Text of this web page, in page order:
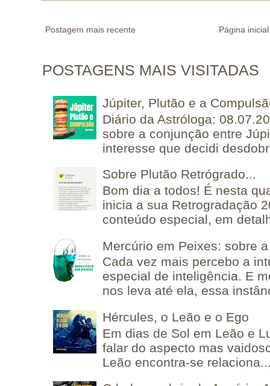
Postagem mais recente Página inicial
POSTAGENS MAIS VISITADAS
Júpiter, Plutão e a
Diário da Astróloga:
sobre a conjunção entre
interesse que decidi
Sobre Plutão Retrógrado...
Bom dia a todos! É nesta
inicia a sua Retrogradação
conteúdo especial, em
Mercúrio em Peixes: sobre
Cada vez mais percebo a
especial de inteligência. E
nos leva até ela, essa
Hércules, o Leão e o Ego
Em dias de Sol em Leão e
falar do aspecto mas
Leão encontra-se